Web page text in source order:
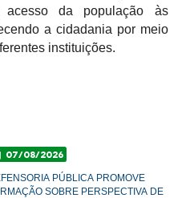
acesso da população às
a cidadania por meio
instituições.
07/08/2026
PÚBLICA PROMOVE
SOBRE PERSPECTIVA DE